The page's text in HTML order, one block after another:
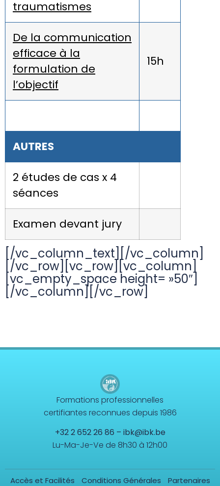
traumatismes
De la communication
efficace à la
formulation de
l’objectif
15h
AUTRES
2 études de cas x 4
séances
Examen devant jury
[/vc_column_text][/vc_column]
[/vc_row][vc_row][vc_column]
[vc_empty_space height= »50″]
[/vc_column][/vc_row]
Formations professionnelles
certifiantes reconnues depuis 1986
+32 2 652 26 86 – ibk@ibk.be
Lu-Ma-Je-Ve de 8h30 à 12h00
Accès et Facilités Conditions Générales Partenaires